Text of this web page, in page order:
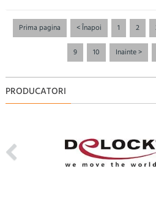
Prima pagina < Înapoi 1 2
9
10 Inainte >
PRODUCATORI